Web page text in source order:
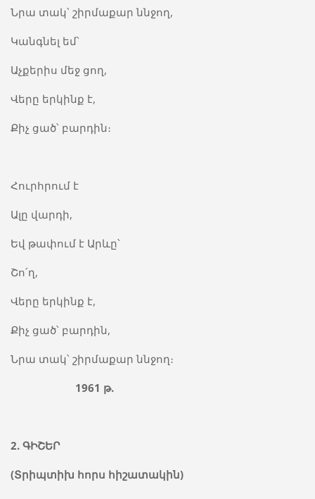
Նրա տակ՝ շիրմաքար ննջող,
Կանգնել եմ՝
Աչքերիս մեջ ցող,
Վերը երկինք է,
Քիչ ցած՝ բարդին։
Հուրհրում է
Ալը վարդի,
Եվ թափում է Արևը՝
Շո՛ղ,
Վերը երկինք է,
Քիչ ցած՝ բարդին,
Նրա տակ՝ շիրմաքար ննջող։
1961 թ.
2. ԳԻՇԵՐ
(Տրիպտիխ հորս հիշատակին)